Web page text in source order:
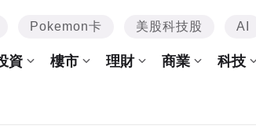
Pokemon卡 美股科技股 AI
資 樓市 理財 商業 科技